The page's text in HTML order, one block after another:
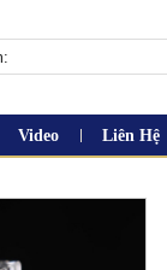
Video Liên Hệ